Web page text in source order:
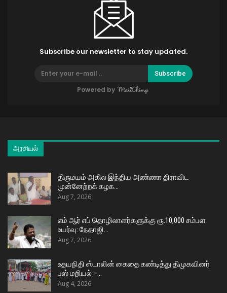
Subscribe our newsletter to stay updated.
Subscribe
Powered by
அரசியல்
திருமயம் அகில இந்திய அண்ணா திராவிட
முன்னேற்றக் கழக…
Aug 7, 2026
எம் ஆர் எப் தொழிலாளர்களுக்கு ரூ.10,000 சம்பள
உயர்வு: நேதாஜி…
Aug 7, 2026
உதயநிதி ஸ்டாலின் கைதை கண்டித்து திமுகவினர்
பஸ் மறியல் –…
Aug 4, 2026